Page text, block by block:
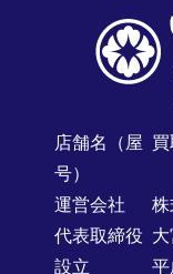
店舗名（屋
号）
運営会社
株
代表取締役
設立
平